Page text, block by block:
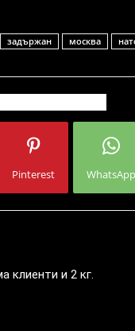
задържан москва
Pinterest WhatsApp
клиенти и 2 кг.